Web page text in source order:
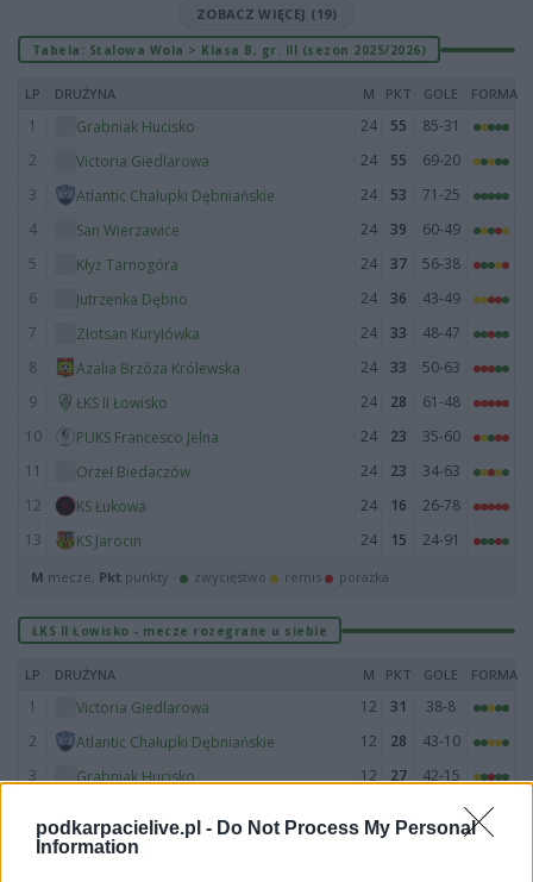
podkarpacielive.pl - Do Not Process My Personal
Information
ZOBACZ WIĘCEJ (19)
Tabela: Stalowa Wola > Klasa B, gr. III (sezon 2025/2026)
LP DRUŻYNA M PKT GOLE FORMA
1 Grabniak Hucisko 24 55
85-31
2
Victoria Giedlarowa 24 55
69-20
3
Atlantic Chałupki Dębniańskie 24 53
71-25
4
San Wierzawice 24 39
60-49
5
Kłyż Tarnogóra 24 37
56-38
6
Jutrzenka Dębno 24 36
43-49
7
Złotsan Kuryłówka 24 33
48-47
8
Azalia Brzóza Królewska 24 33
50-63
9
ŁKS II Łowisko 24 28
61-48
10
PUKS Francesco Jelna 24 23
35-60
11
Orzeł Biedaczów 24 23
34-63
12
KS Łukowa 24 16
26-78
13
KS Jarocin 24 15 24-91
M mecze, Pkt punkty · zwycięstwo remis porażka
ŁKS II Łowisko - mecze rozegrane u siebie
LP DRUŻYNA M PKT GOLE FORMA
1 Victoria Giedlarowa 12 31
38-8
2
Atlantic Chałupki Dębniańskie 12 28
43-10
3
Grabniak Hucisko 12 27
42-15
Azalia Brzóza Królewska